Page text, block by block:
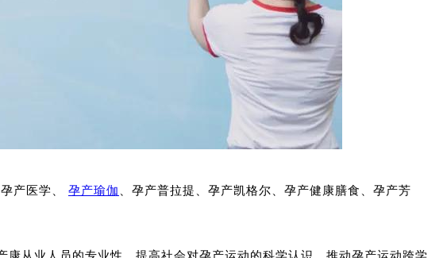
产医学、 孕产瑜伽 、孕产普拉提、孕产凯格尔、孕产健康膳食、孕产芳